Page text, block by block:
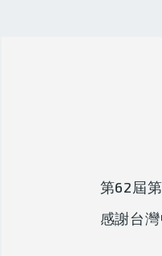
第62屆
感謝台